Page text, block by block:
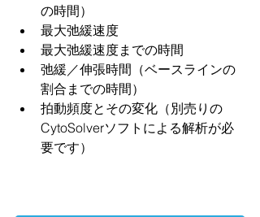
の時間）
最大弛緩速度
最大弛緩速度までの時間
弛緩／伸張時間（ベースラインの
割合までの時間）
拍動頻度とその変化（別売りの
CytoSolverソフトによる解析が必
要です）